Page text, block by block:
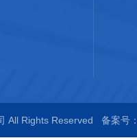
All Rights Reserved 备案号